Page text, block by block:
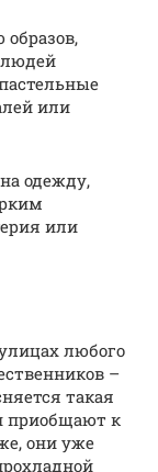
или
одежду,
или
любого
–
такая
приобщают к
они уже